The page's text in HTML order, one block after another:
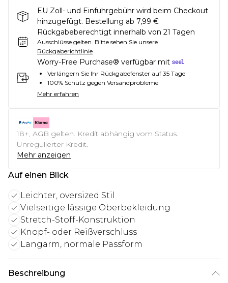
EU Zoll- und Einfuhrgebühr wird beim Checkout
hinzugefügt. Bestellung ab 7,99 €
Rückgabeberechtigt innerhalb von 21 Tagen
Ausschlüsse gelten. Bitte sehen Sie unsere
Rückgaberichtlinie
Worry-Free Purchase® verfügbar mit
Verlängern Sie Ihr Rückgabefenster auf 35 Tage
100% Schutz gegen Versandprobleme
Mehr erfahren
18+, AGB gelten. Kredit abhängig vom Status.
Unregulierter Kredit.
Mehr anzeigen
Auf einen Blick
Leichter, oversized Stil
Vielseitige lässige Oberbekleidung
Stretch-Stoff-Konstruktion
Knopf- oder Reißverschluss
Langarm, normale Passform
Beschreibung